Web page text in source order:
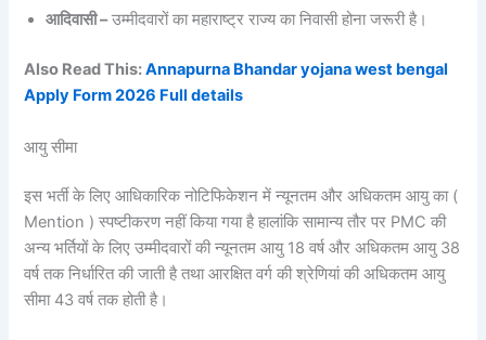
आदिवासी –उम्मीदवारों का महाराष्ट्र राज्य का निवासी होना जरूरी है।
Also Read This:Annapurna Bhandar yojana west bengal
Apply Form 2026 Full details
आयु सीमा
इस भर्ती के लिए आधिकारिक नोटिफिकेशन में न्यूनतम और अधिकतम आयु का (
Mention ) स्पष्टीकरण नहीं किया गया है हालांकि सामान्य तौर पर PMC की
अन्य भर्तियों के लिए उम्मीदवारों की न्यूनतम आयु 18 वर्ष और अधिकतम आयु 38
वर्ष तक निर्धारित की जाती है तथा आरक्षित वर्ग की श्रेणियां की अधिकतम आयु
सीमा 43 वर्ष तक होती है।